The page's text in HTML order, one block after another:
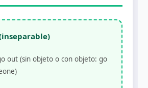
out (sin objeto o con objeto: go